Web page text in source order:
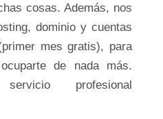
cosas. Además, nos
dominio y cuentas
mes gratis), para
de nada más.
profesional